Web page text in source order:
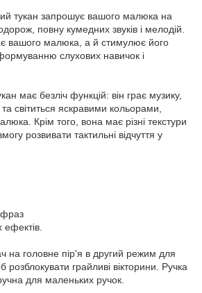
тукан запрошує вашого малюка на
повну кумедних звуків і мелодій.
вашого малюка, а й стимулює його
слухових навичок і
має безліч функцій: він грає музику,
світиться яскравими кольорами,
Крім того, вона має різні текстури
розвивати тактильні відчуття у
фраз
на головне пір'я в другий режим для
грайливі вікторини. Ручка
для маленьких ручок.